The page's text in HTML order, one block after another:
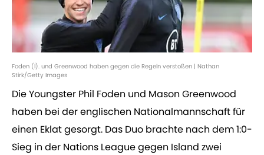
Foden (l). und Greenwood haben gegen die Regeln verstoßen | Nathan
Stirk/Getty Images
Die Youngster Phil Foden und Mason Greenwood
haben bei der englischen Nationalmannschaft für
einen Eklat gesorgt. Das Duo brachte nach dem 1:0-
Sieg in der Nations League gegen Island zwei